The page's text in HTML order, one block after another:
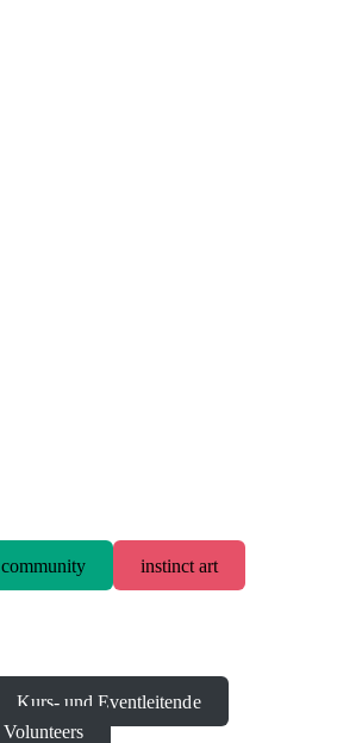
community
instinct art
Kurs- und Eventleitende
Volunteers